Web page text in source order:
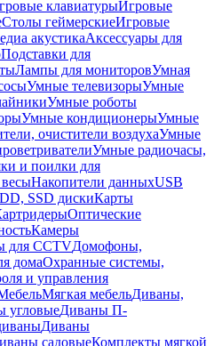
клавиатурыИгровые
Столы геймерскиеИгровые
акустикаАксессуары для
Подставки для
Лампы для мониторовУмная
Умные телевизорыУмные
Умные роботы
Умные кондиционерыУмные
очистители воздухаУмные
Умные радиочасы,
и поилки для
Накопители данныхUSB
SSD дискиКарты
Оптические
Камеры
для CCTVДомофоны,
домаОхранные системы,
и управления
Мягкая мебельДиваны,
угловыеДиваны П-
Диваны
садовыеКомплекты мягкой